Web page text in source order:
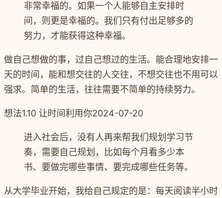
非常幸福的。如果一个人能够自主安排时
间，则更是幸福的。我们只有付出足够多的
努力，才能获得这种幸福。
做自己想做的事，过自己想过的生活。 ​ ​能合理地安排一
天的时间，能和想交往的人交往，不想交往也不用可以
强求。 ​ ​简单的生活，往往需要不简单的持续努力。
想法1.10 让时间利用你2024-07-20
进入社会后，没有人再来帮我们规划学习节
奏，需要自己规划，比如每个月看多少本
书、要做完哪些事情、要完成哪些任务等。
从大学毕业开始，我给自己规定的是：每天阅读半小时